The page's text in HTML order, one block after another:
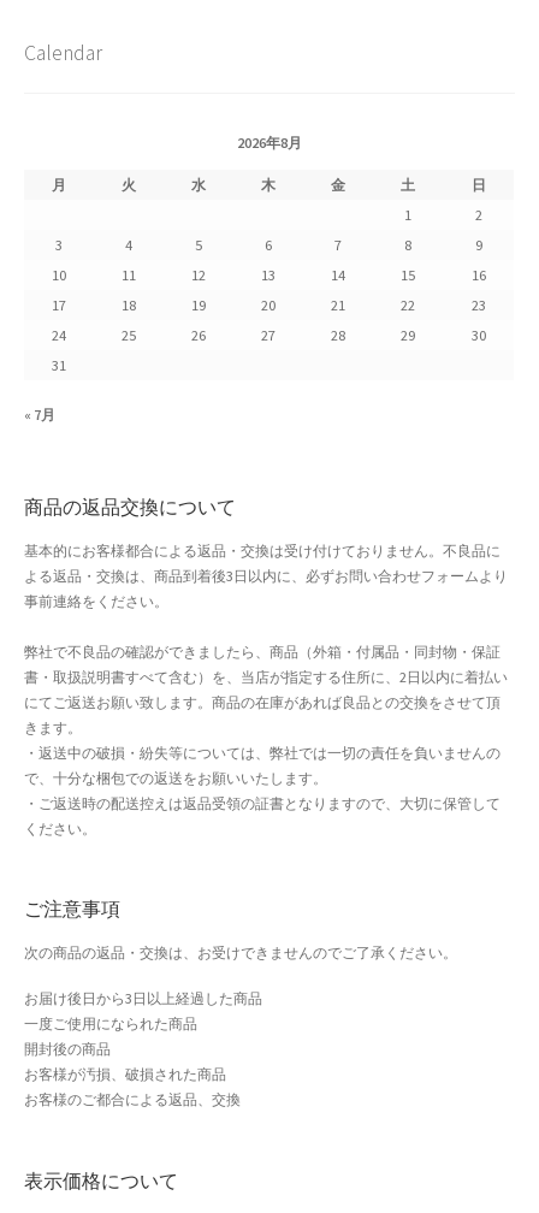
お問い合わせ
ご利用規約
よくある質問
カート
カート
クイック注文フォーム
クリスマス特集
サマーセール
セール
テスト 「テーブル
ハロウィン特集
Calendar
2026年8月
月 火 水 木 金 土
日
1
2
3
4 5 6 7 8
9
10
11 12 13 14 15
16
17
18 19 20 21 22
23
24
25 26 27 28 29
30
31
« 7月
商品の返品交換について
基本的にお客様都合による返品・交換は受け付けておりません。不良品に
よる返品・交換は、商品到着後3日以内に、必ずお問い合わせフォームより
事前連絡をください。
弊社で不良品の確認ができましたら、商品（外箱・付属品・同封物・保証
書・取扱説明書すべて含む）を、当店が指定する住所に、2日以内に着払い
にてご返送お願い致します。商品の在庫があれば良品との交換をさせて頂
きます。
・返送中の破損・紛失等については、弊社では一切の責任を負いませんの
で、十分な梱包での返送をお願いいたします。
・ご返送時の配送控えは返品受領の証書となりますので、大切に保管して
ください。
ご注意事項
次の商品の返品・交換は、お受けできませんのでご了承ください。
お届け後日から3日以上経過した商品
一度ご使用になられた商品
開封後の商品
お客様が汚損、破損された商品
お客様のご都合による返品、交換
表示価格について